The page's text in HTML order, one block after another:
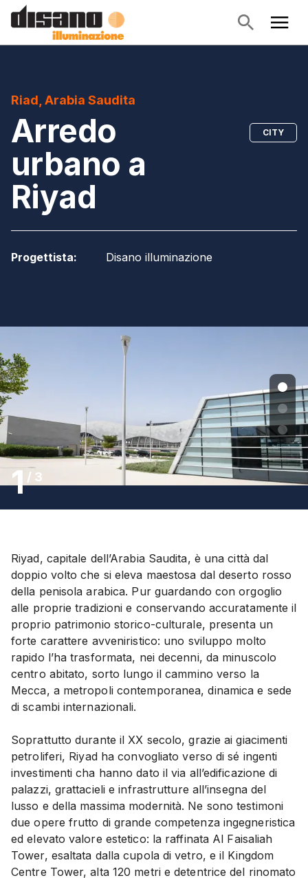
Riad, Arabia Saudita
Arredo
urbano a
Riyad
CITY
Progettista: Disano illuminazione
1 / 3
Riyad, capitale dell’Arabia Saudita, è una città dal
doppio volto che si eleva maestosa dal deserto rosso
della penisola arabica. Pur guardando con orgoglio
alle proprie tradizioni e conservando accuratamente il
proprio patrimonio storico-culturale, presenta un
forte carattere avveniristico: uno sviluppo molto
rapido l’ha trasformata, nei decenni, da minuscolo
centro abitato, sorto lungo il cammino verso la
Mecca, a metropoli contemporanea, dinamica e sede
di scambi internazionali.
Soprattutto durante il XX secolo, grazie ai giacimenti
petroliferi, Riyad ha convogliato verso di sé ingenti
investimenti cha hanno dato il via all’edificazione di
palazzi, grattacieli e infrastrutture all’insegna del
lusso e della massima modernità. Ne sono testimoni
due opere frutto di grande competenza ingegneristica
ed elevato valore estetico: la raffinata Al Faisaliah
Tower, esaltata dalla cupola di vetro, e il Kingdom
Centre Tower, alta 120 metri e detentrice del rinomato